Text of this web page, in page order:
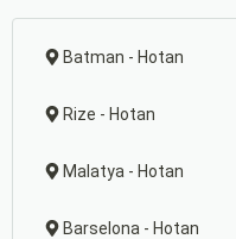
Batman - Hotan
Rize - Hotan
Malatya - Hotan
Barselona - Hotan